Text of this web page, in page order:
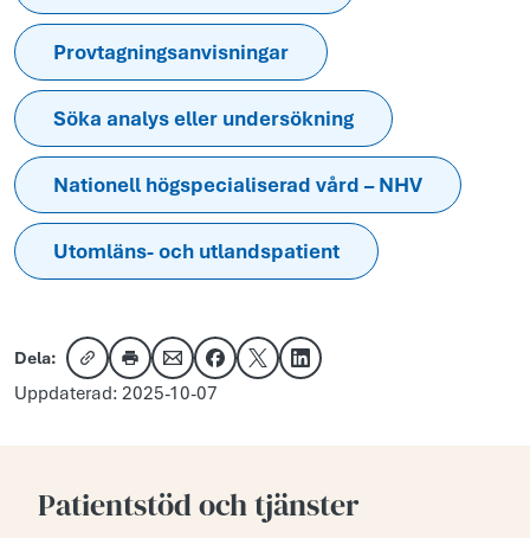
Provtagningsanvisningar
Söka analys eller undersökning
Nationell högspecialiserad vård – NHV
Utomläns- och utlandspatient
Dela:
Kopiera länk
Skriv utDela via e-post
Dela på Facebook
Dela på XDela på LinkedIn
Uppdaterad: 2025-10-07
Patientstöd och tjänster